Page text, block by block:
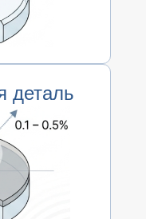
деталь